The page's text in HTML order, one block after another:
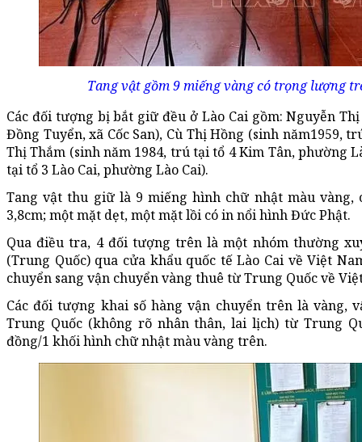
Tang vật gồm 9 miếng vàng có trọng lượng
Các đối tượng bị bắt giữ đều ở Lào Cai gồm: Nguyễn
Đồng Tuyển, xã Cốc San), Cù Thị Hồng (sinh năm1959,
Thị Thắm (sinh năm 1984, trú tại tổ 4 Kim Tân, phường
tại tổ 3 Lào Cai, phường Lào Cai).
Tang vật thu giữ là 9 miếng hình chữ nhật màu vàng,
3,8cm; một mặt dẹt, một mặt lồi có in nổi hình Đức Phật.
Qua điều tra, 4 đối tượng trên là một nhóm thường
(Trung Quốc) qua cửa khẩu quốc tế Lào Cai về Việt
chuyển sang vận chuyển vàng thuê từ Trung Quốc về
Các đối tượng khai số hàng vận chuyển trên là vàng,
Trung Quốc (không rõ nhân thân, lai lịch) từ Trung
đồng/1 khối hình chữ nhật màu vàng trên.